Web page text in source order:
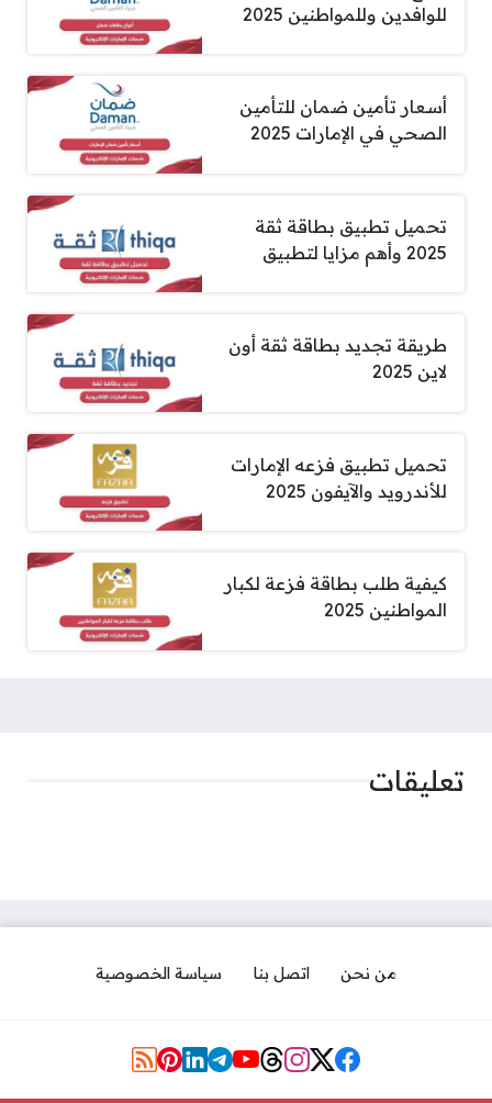
للوافدين وللمواطنين 2025
أسعار تأمين ضمان للتأمين
الصحي في الإمارات 2025
تحميل تطبيق بطاقة ثقة
2025 وأهم مزايا لتطبيق
طريقة تجديد بطاقة ثقة أون
لاين 2025
تحميل تطبيق فزعه الإمارات
للأندرويد والآيفون 2025
كيفية طلب بطاقة فزعة لكبار
المواطنين 2025
تعليقات
من نحن اتصل بنا سياسة الخصوصية
مواقع التواصل